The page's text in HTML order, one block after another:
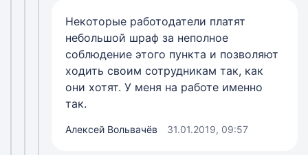
Некоторые работодатели платят
небольшой шраф за неполное
соблюдение этого пункта и позволяют
ходить своим сотрудникам так, как
они хотят. У меня на работе именно
так.
Алексей Вольвачёв 31.01.2019, 09:57